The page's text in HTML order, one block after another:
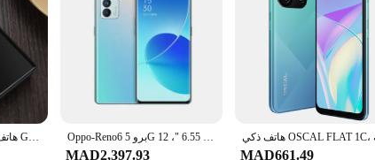
هاتف محمول بشاشة مزدوجة Gsm بوصة ، مع زر لوحة مفاتيح روسي ، مع اتصال سريع بشريحتين ، fm ، mp3 ، مسجل mp4 ، هدية Oppo-Reno6 برو 5G أندرويد الهاتف الذكي ، 6.55 "، 12GB رام ، 256GB روم ، جميع الألوان ، حالة جيدة ، الأصلي ، وتستخدم
MAD2,397.93 MAD661.49